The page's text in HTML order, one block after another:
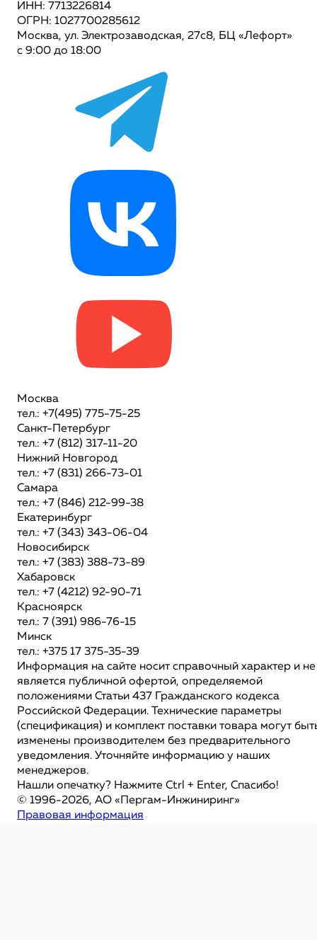
ИНН: 7713226814
ОГРН: 1027700285612
Москва, ул. Электрозаводская, 27с8, БЦ «Лефорт»
с 9:00 до 18:00
Москва
тел.: +7(495) 775-75-25
Санкт-Петербург
тел.: +7 (812) 317-11-20
Нижний Новгород
тел.: +7 (831) 266-73-01
Самара
тел.: +7 (846) 212-99-38
Екатеринбург
тел.: +7 (343) 343-06-04
Новосибирск
тел.: +7 (383) 388-73-89
Хабаровск
тел.: +7 (4212) 92-90-71
Красноярск
тел.: 7 (391) 986-76-15
Минск
тел.: +375 17 375-35-39
Информация на сайте носит справочный характер и не
является публичной офертой, определяемой
положениями Статьи 437 Гражданского кодекса
Российской Федерации. Технические параметры
(спецификация) и комплект поставки товара могут
изменены производителем без предварительного
уведомления. Уточняйте информацию у наших
менеджеров.
Нашли опечатку? Нажмите Ctrl + Enter, Спасибо!
© 1996-2026, АО «Пергам-Инжиниринг»
Правовая информация